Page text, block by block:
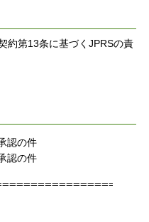
約第13条に基づくJPRSの責
認の件
認の件